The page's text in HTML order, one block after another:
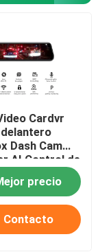
Cardvr
Dash Cam
AI Control de
precio
Contacto